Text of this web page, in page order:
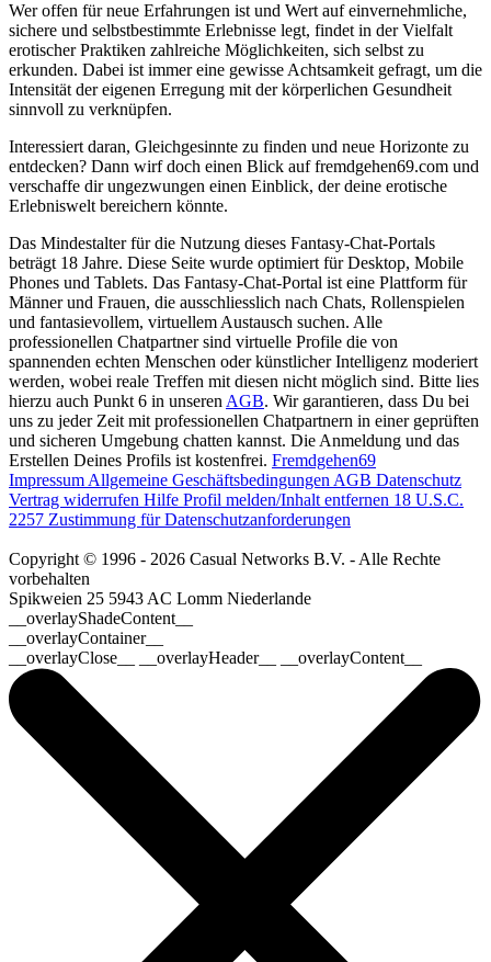
Wer offen für neue Erfahrungen ist und Wert auf einvernehmliche,
sichere und selbstbestimmte Erlebnisse legt, findet in der Vielfalt
erotischer Praktiken zahlreiche Möglichkeiten, sich selbst zu
erkunden. Dabei ist immer eine gewisse Achtsamkeit gefragt, um die
Intensität der eigenen Erregung mit der körperlichen Gesundheit
sinnvoll zu verknüpfen.
Interessiert daran, Gleichgesinnte zu finden und neue Horizonte zu
entdecken? Dann wirf doch einen Blick auf fremdgehen69.com und
verschaffe dir ungezwungen einen Einblick, der deine erotische
Erlebniswelt bereichern könnte.
Das Mindestalter für die Nutzung dieses Fantasy-Chat-Portals
beträgt 18 Jahre. Diese Seite wurde optimiert für Desktop, Mobile
Phones und Tablets. Das Fantasy-Chat-Portal ist eine Plattform für
Männer und Frauen, die ausschliesslich nach Chats, Rollenspielen
und fantasievollem, virtuellem Austausch suchen. Alle
professionellen Chatpartner sind virtuelle Profile die von
spannenden echten Menschen oder künstlicher Intelligenz moderiert
werden, wobei reale Treffen mit diesen nicht möglich sind. Bitte lies
hierzu auch Punkt 6 in unserenAGB. Wir garantieren, dass Du bei
uns zu jeder Zeit mit professionellen Chatpartnern in einer geprüften
und sicheren Umgebung chatten kannst. Die Anmeldung und das
Erstellen Deines Profils ist kostenfrei. Fremdgehen69
ImpressumAllgemeine GeschäftsbedingungenAGB Datenschutz
Vertrag widerrufen Hilfe Profil melden/Inhalt entfernen 18 U.S.C.
2257 Zustimmung für Datenschutzanforderungen
Copyright © 1996 - 2026 Casual Networks B.V. - Alle Rechte
vorbehalten
Spikweien 25 5943 AC Lomm Niederlande
__overlayShadeContent__
__overlayContainer__
__overlayClose__ __overlayHeader__ __overlayContent__